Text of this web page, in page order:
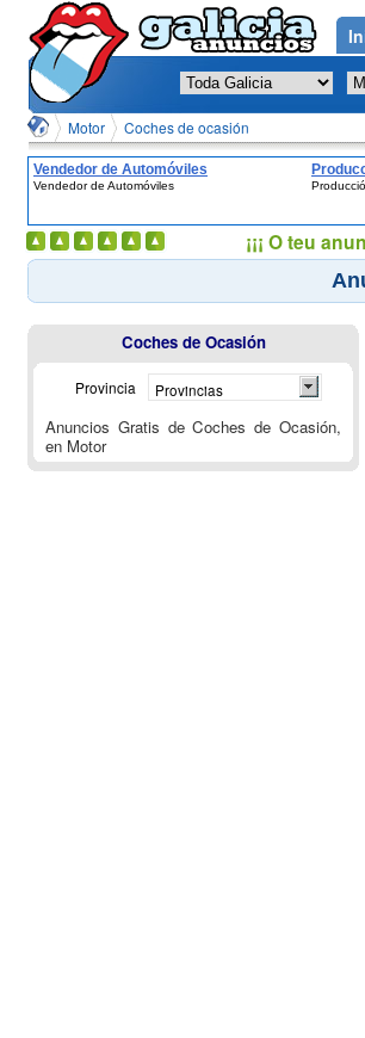
Motor Coches de ocasión
Vendedor de Automóviles
Vendedor de Automóviles
Coches de Ocasión
Provincia Provincias
Anuncios Gratis de Coches de Ocasión,
en Motor
¡¡¡ O teu